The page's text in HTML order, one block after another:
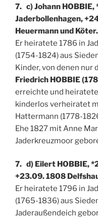
7. c) Johann
Jaderbollenhagen,
Heuermann und Köter.
Er heiratete 1786 in
(1754-1824) aus
Kinder, von denen nur
Friedrich HOBBIE
erreichte und
kinderlos verheiratet
Hattermann (1778-
Ehe 1827 mit Anne
Jaderkreuzmoor
7. d) Eilert HOBBIE,
+23.09. 1808
Er heiratete 1796 in
(1765-1836) aus
Jaderaußendeich